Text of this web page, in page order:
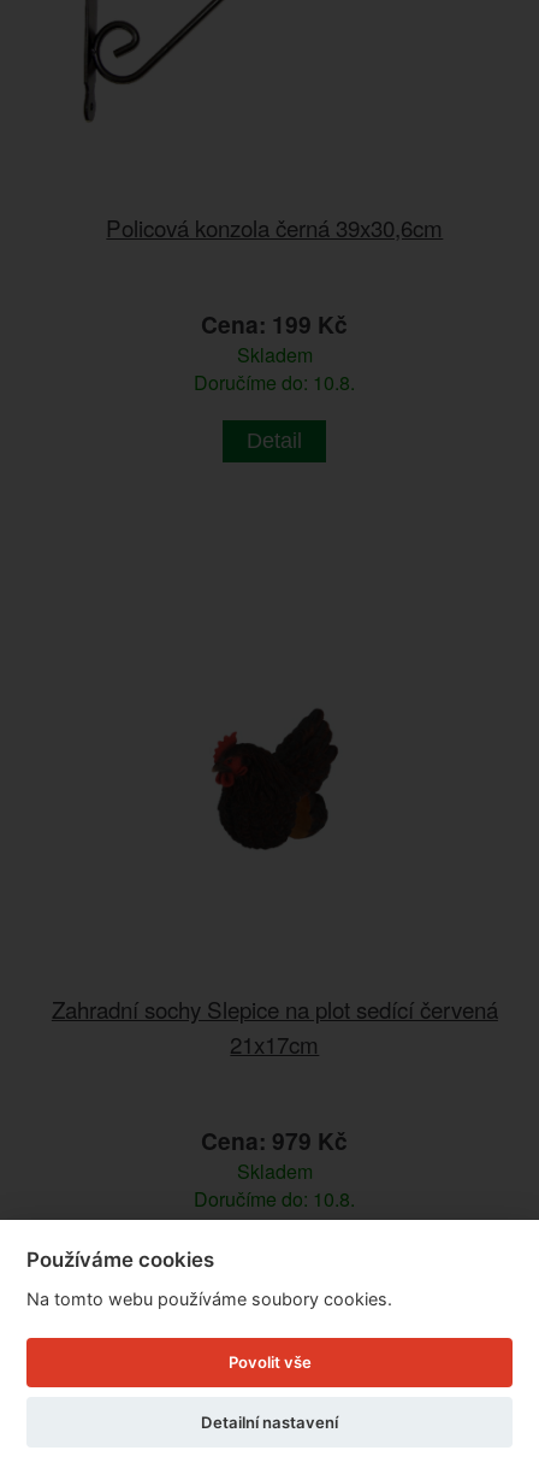
Policová konzola černá 39x30,6cm
Cena: 199 Kč
Skladem
Doručíme do: 10.8.
Detail
Zahradní sochy Slepice na plot sedící červená
21x17cm
Cena: 979 Kč
Skladem
Doručíme do: 10.8.
Používáme cookies
Na tomto webu používáme soubory cookies.
Povolit vše
Detailní nastavení